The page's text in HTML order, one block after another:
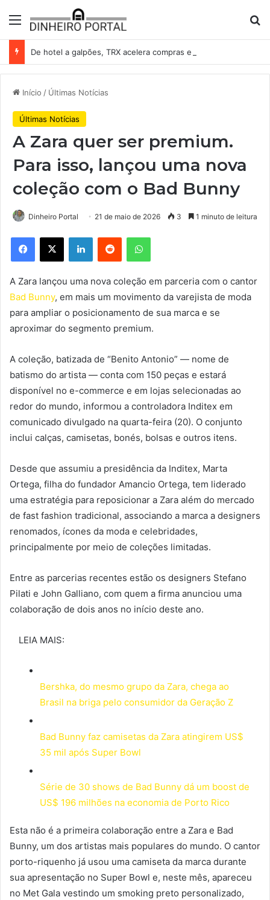
Menu
Início / Últimas Notícias
Últimas Notícias
A Zara quer ser premium.
Para isso, lançou uma nova
coleção com o Bad Bunny
Dinheiro Portal 21 de maio de 2026 3 1 minuto de leitura
Facebook
X LinkedinReddit WhatsApp
A Zara lançou uma nova coleção em parceria com o cantor
Bad Bunny, em mais um movimento da varejista de moda
para ampliar o posicionamento de sua marca e se
aproximar do segmento premium.
A coleção, batizada de “Benito Antonio” — nome de
batismo do artista — conta com 150 peças e estará
disponível no e-commerce e em lojas selecionadas ao
redor do mundo, informou a controladora Inditex em
comunicado divulgado na quarta-feira (20). O conjunto
inclui calças, camisetas, bonés, bolsas e outros itens.
Desde que assumiu a presidência da Inditex, Marta
Ortega, filha do fundador Amancio Ortega, tem liderado
uma estratégia para reposicionar a Zara além do mercado
de fast fashion tradicional, associando a marca a designers
renomados, ícones da moda e celebridades,
principalmente por meio de coleções limitadas.
Entre as parcerias recentes estão os designers Stefano
Pilati e John Galliano, com quem a firma anunciou uma
colaboração de dois anos no início deste ano.
LEIA MAIS:
Bershka, do mesmo grupo da Zara, chega ao
Brasil na briga pelo consumidor da Geração Z
Bad Bunny faz camisetas da Zara atingirem US$
35 mil após Super Bowl
Série de 30 shows de Bad Bunny dá um boost de
US$ 196 milhões na economia de Porto Rico
Esta não é a primeira colaboração entre a Zara e Bad
Bunny, um dos artistas mais populares do mundo. O cantor
porto-riquenho já usou uma camiseta da marca durante
sua apresentação no Super Bowl e, neste mês, apareceu
no Met Gala vestindo um smoking preto personalizado,